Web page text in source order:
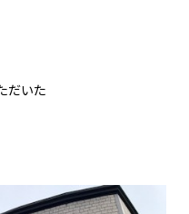
だいた